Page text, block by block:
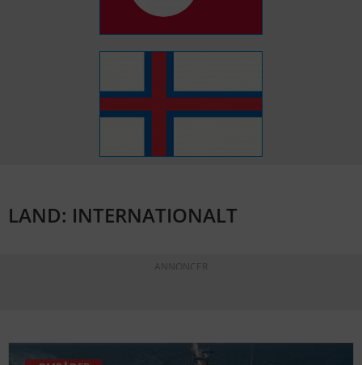
LAND: INTERNATIONALT
ANNONCER